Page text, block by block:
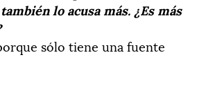
lo acusa más. ¿Es más
sólo tiene una fuente